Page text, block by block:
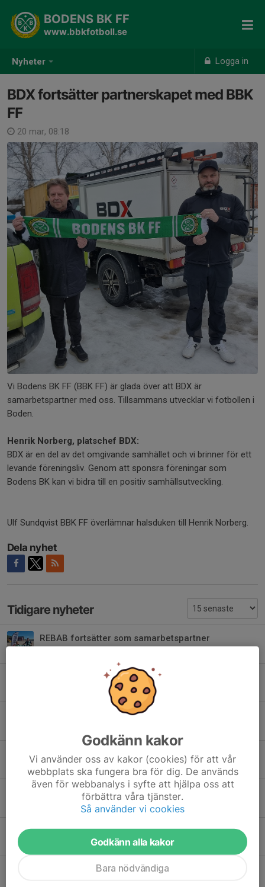
Nyheter Logga in
BODENS BK FF
www.bbkfotboll.se
BDX fortsätter partnerskapet med BBK
FF
20 mar, 08:18
Vi Bodens BK FF (BBK FF) är glada över att BDX är
samarbetspartner med oss. Tillsammans utvecklar vi fotbollen i
Boden.
Henrik Norberg, platschef BDX:
BDX är en del av det omgivande samhället och vi brinner för ett
levande föreningsliv. Genom att sponsra föreningar som
Bodens BK kan vi bidra till en positiv samhällsutveckling.
Ulf Sundqvist BBK FF överlämnar halsduken till Henrik Norberg.
Dela nyhet
Tidigare nyheter
REBAB fortsätter som samarbetspartner
BBK Fotboll lägger ned div IV-laget
Tre vinster i sommarens 50/50-lotteri
6 jul, 19:43
3 jul, 08:01
Vilda Kidz tack för det ni gör.
Godkänn kakor
Vi använder oss av kakor (cookies) för att vår
webbplats ska fungera bra för dig. De används
även för webbanalys i syfte att hjälpa oss att
förbättra våra tjänster.
Så använder vi cookies
Godkänn alla kakor
Bara nödvändiga